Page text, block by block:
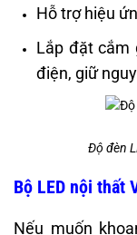
Hỗ trợ hiệu
Lắp đặt cắm
điện, giữ
Độ đèn
Bộ LED nội thất
Nếu muốn